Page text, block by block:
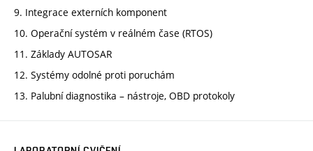
9. Integrace externích komponent
10. Operační systém v reálném čase (RTOS)
11. Základy AUTOSAR
12. Systémy odolné proti poruchám
13. Palubní diagnostika – nástroje, OBD protokoly